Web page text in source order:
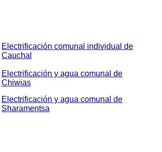
Electrificación y agua comunal de
Sharamentsa
Electrificación y agua comunal de
Chiwias
Electrificación comunal individual de
Cauchal